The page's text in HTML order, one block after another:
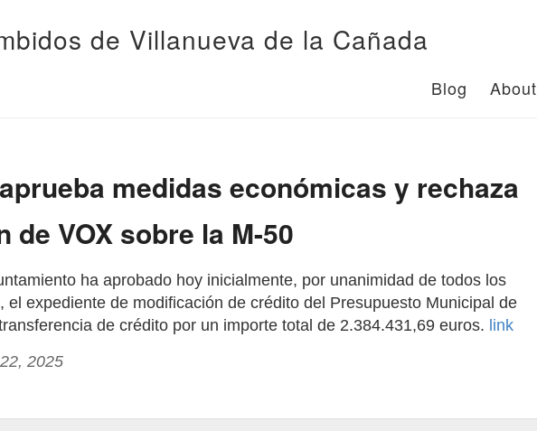
de Villanueva de la Cañada
Blog About
medidas económicas y rechaza
de VOX sobre la M-50
ha aprobado hoy inicialmente, por unanimidad de todos los
el expediente de modificación de crédito del Presupuesto Municipal de
de crédito por un importe total de 2.384.431,69 euros. link
2025